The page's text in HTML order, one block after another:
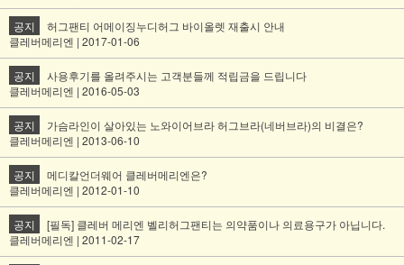
공지
허그팬티 어메이징누디허그 바이올렛 재출시 안내
클레버메리엔 | 2017-01-06
공지
사용후기를 올려주시는 고객분들께 적립금을 드립니다
클레버메리엔 | 2016-05-03
공지
가슴라인이 살아있는 노와이어브라 허그브라(네버브라)의 비결은?
클레버메리엔 | 2013-06-10
공지
메디칼언더웨어 클레버메리엔은?
클레버메리엔 | 2012-01-10
공지
[필독] 클레버 메리엔 벨리허그팬티는 의약품이나 의료용구가 아닙니다.
클레버메리엔 | 2011-02-17